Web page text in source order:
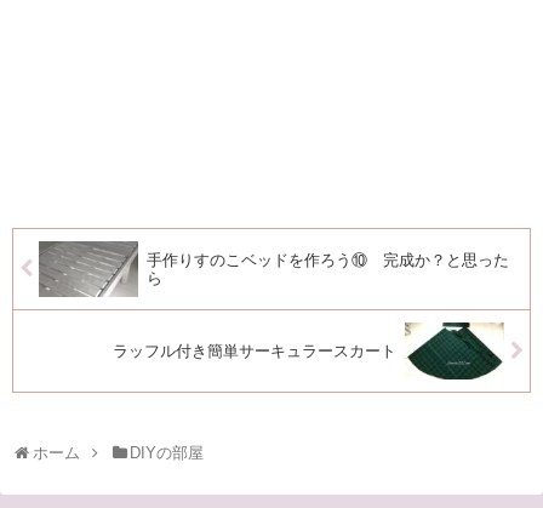
手作りすのこベッドを作ろう⑩ 完成か？と思った
ら
ラッフル付き簡単サーキュラースカート
ホーム DIYの部屋